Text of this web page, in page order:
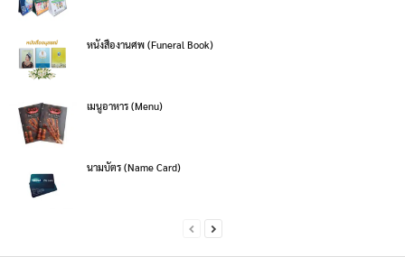
หนังสืองานศพ (Funeral Book)
เมนูอาหาร (Menu)
นามบัตร (Name Card)